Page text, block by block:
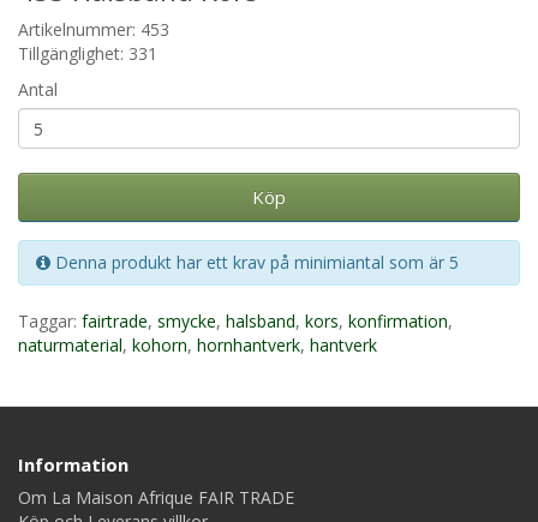
Artikelnummer: 453
Tillgänglighet: 331
Antal
Köp
Denna produkt har ett krav på minimiantal som är 5
Taggar: fairtrade, smycke, halsband, kors, konfirmation,
naturmaterial, kohorn, hornhantverk, hantverk
Information
Om La Maison Afrique FAIR TRADE